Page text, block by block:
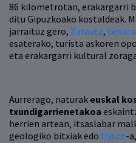
86 kilometrotan, erakargarri
ditu Gipuzkoako kostaldeak.
jarraituz gero, Zarautz,
esaterako, turista askoren
eta erakargarri kultural
Aurrerago, naturak euskal
txundigarrienetakoa
herrien artean, itsaslabar
geologiko bitxiak edo flysch-